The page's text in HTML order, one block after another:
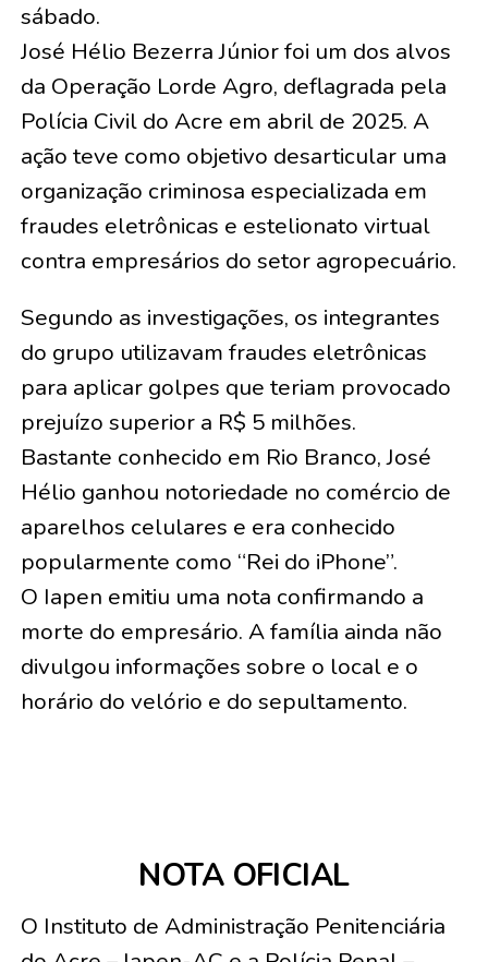
sábado.
José Hélio Bezerra Júnior foi um dos alvos
da Operação Lorde Agro, deflagrada pela
Polícia Civil do Acre em abril de 2025. A
ação teve como objetivo desarticular uma
organização criminosa especializada em
fraudes eletrônicas e estelionato virtual
contra empresários do setor agropecuário.
Segundo as investigações, os integrantes
do grupo utilizavam fraudes eletrônicas
para aplicar golpes que teriam provocado
prejuízo superior a R$ 5 milhões.
Bastante conhecido em Rio Branco, José
Hélio ganhou notoriedade no comércio de
aparelhos celulares e era conhecido
popularmente como “Rei do iPhone”.
O Iapen emitiu uma nota confirmando a
morte do empresário. A família ainda não
divulgou informações sobre o local e o
horário do velório e do sepultamento.
NOTA OFICIAL
O Instituto de Administração Penitenciária